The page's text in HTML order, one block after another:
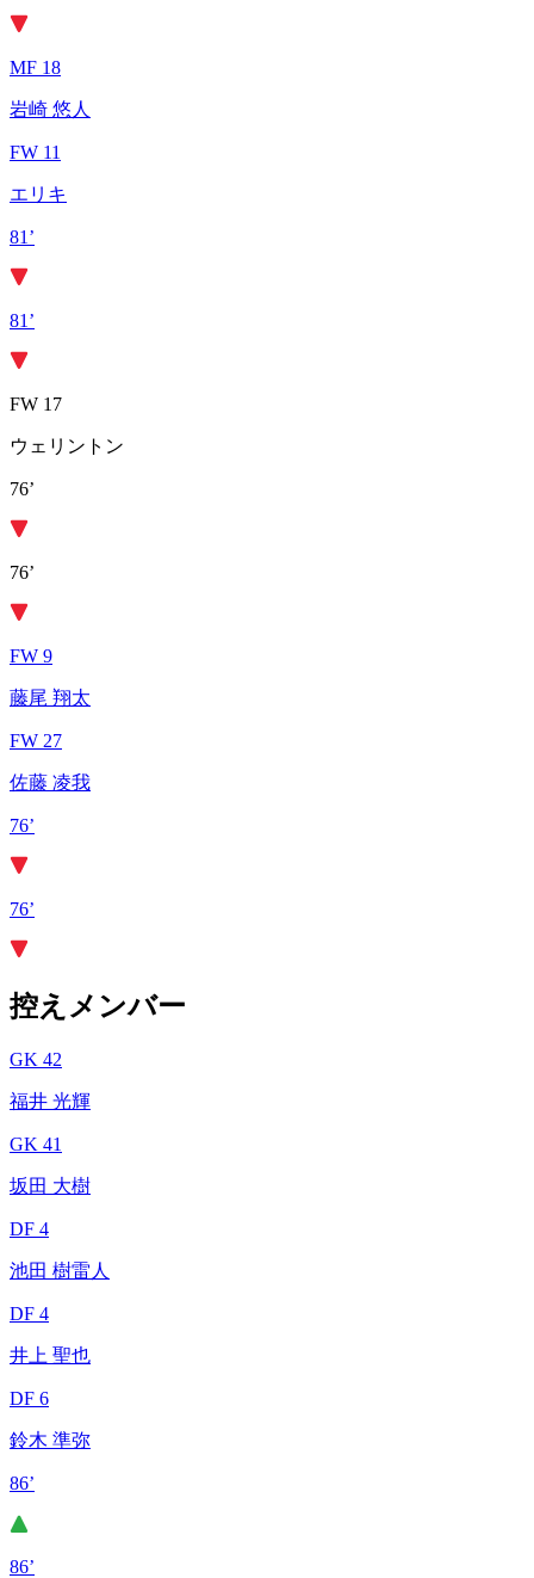
MF 18
岩崎 悠人
FW 11
エリキ
81’
81’
FW 17
ウェリントン
76’
76’
FW 9
藤尾 翔太
FW 27
佐藤 凌我
76’
76’
控えメンバー
GK 42
福井 光輝
GK 41
坂田 大樹
DF 4
池田 樹雷人
DF 4
井上 聖也
DF 6
鈴木 準弥
86’
86’